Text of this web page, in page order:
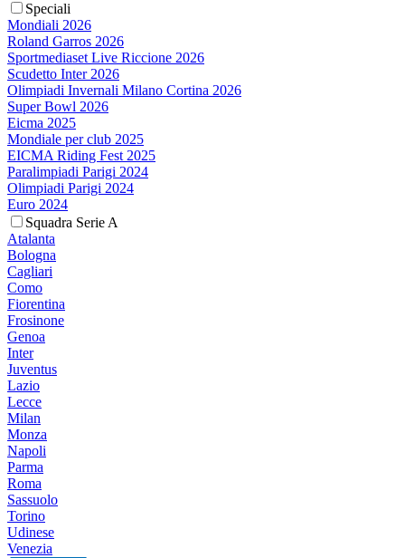
Speciali
Mondiali 2026
Roland Garros 2026
Sportmediaset Live Riccione 2026
Scudetto Inter 2026
Olimpiadi Invernali Milano Cortina 2026
Super Bowl 2026
Eicma 2025
Mondiale per club 2025
EICMA Riding Fest 2025
Paralimpiadi Parigi 2024
Olimpiadi Parigi 2024
Euro 2024
Squadra Serie A
Atalanta
Bologna
Cagliari
Como
Fiorentina
Frosinone
Genoa
Inter
Juventus
Lazio
Lecce
Milan
Monza
Napoli
Parma
Roma
Sassuolo
Torino
Udinese
Venezia